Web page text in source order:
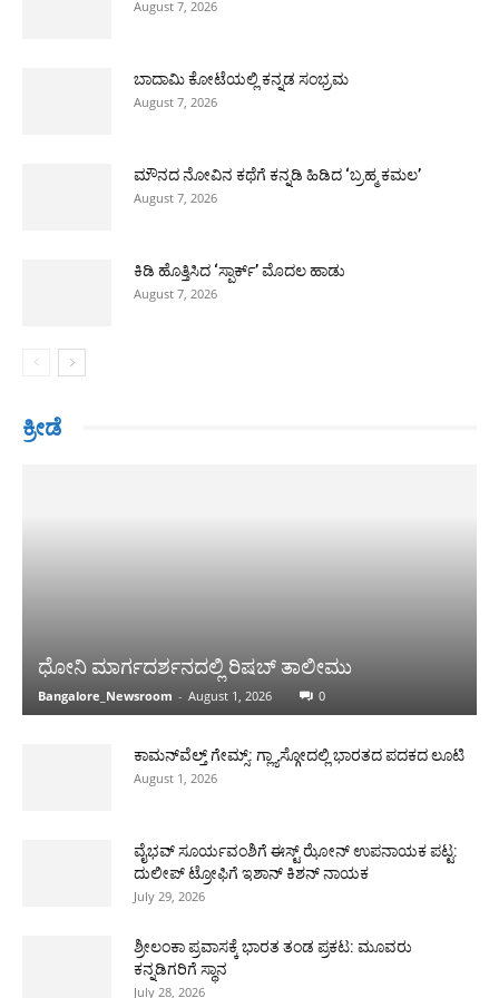
August 7, 2026
ಬಾದಾಮಿ ಕೋಟೆಯಲ್ಲಿ ಕನ್ನಡ ಸಂಭ್ರಮ
August 7, 2026
ಮೌನದ ನೋವಿನ ಕಥೆಗೆ ಕನ್ನಡಿ ಹಿಡಿದ ‘ಬ್ರಹ್ಮ ಕಮಲ’
August 7, 2026
ಕಿಡಿ ಹೊತ್ತಿಸಿದ ‘ಸ್ಪಾರ್ಕ್’ ಮೊದಲ ಹಾಡು
August 7, 2026
ಕ್ರೀಡೆ
ಧೋನಿ ಮಾರ್ಗದರ್ಶನದಲ್ಲಿ ರಿಷಬ್ ತಾಲೀಮು
Bangalore_Newsroom - August 1, 2026 0
ಕಾಮನ್‌ವೆಲ್ತ್ ಗೇಮ್ಸ್: ಗ್ಲ್ಯಾಸ್ಗೋದಲ್ಲಿ ಭಾರತದ ಪದಕದ ಲೂಟಿ
August 1, 2026
ವೈಭವ್ ಸೂರ್ಯವಂಶಿಗೆ ಈಸ್ಟ್ ಝೋನ್ ಉಪನಾಯಕ ಪಟ್ಟ:
ದುಲೀಪ್ ಟ್ರೋಫಿಗೆ ಇಶಾನ್ ಕಿಶನ್ ನಾಯಕ
July 29, 2026
ಶ್ರೀಲಂಕಾ ಪ್ರವಾಸಕ್ಕೆ ಭಾರತ ತಂಡ ಪ್ರಕಟ: ಮೂವರು
ಕನ್ನಡಿಗರಿಗೆ ಸ್ಥಾನ
July 28, 2026